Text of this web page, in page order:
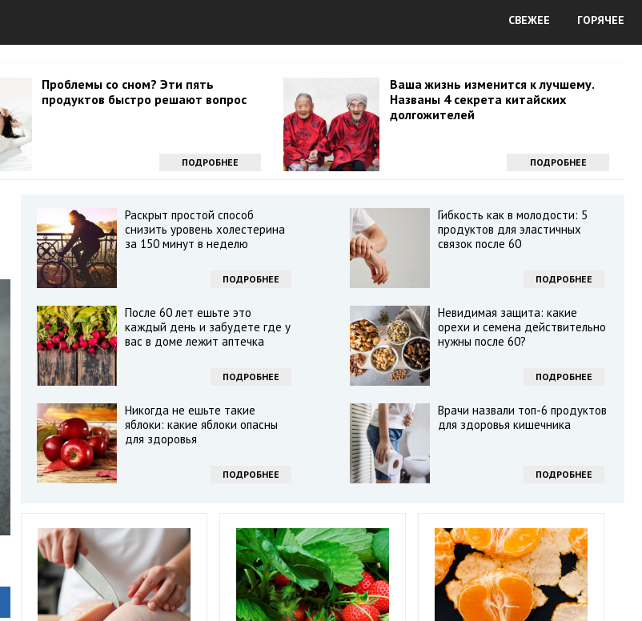
СВЕЖЕЕ ГОРЯЧЕЕ
Проблемы со сном? Эти пять
продуктов быстро решают вопрос
ПОДРОБНЕЕ
Ваша жизнь изменится к лучшему.
Названы 4 секрета китайских
долгожителей
ПОДРОБНЕЕ
Раскрыт простой способ
снизить уровень холестерина
за 150 минут в неделю
ПОДРОБНЕЕ
Гибкость как в молодости: 5
продуктов для эластичных
связок после 60
ПОДРОБНЕЕ
После 60 лет ешьте это
каждый день и забудете где у
вас в доме лежит аптечка
ПОДРОБНЕЕ
Невидимая защита: какие
орехи и семена действительно
нужны после 60?
ПОДРОБНЕЕ
Никогда не ешьте такие
яблоки: какие яблоки опасны
для здоровья
ПОДРОБНЕЕ
Врачи назвали топ-6 продуктов
для здоровья кишечника
ПОДРОБНЕЕ